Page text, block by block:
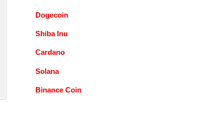
Dogecoin
Shiba Inu
Cardano
Solana
Binance Coin